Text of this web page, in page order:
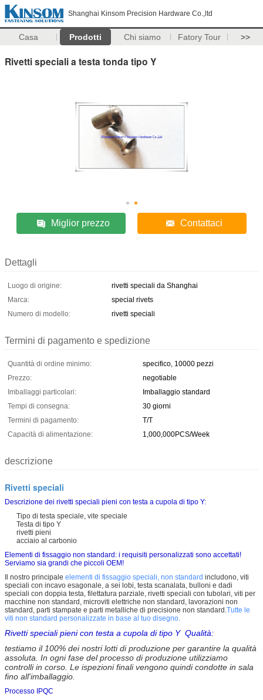
Shanghai Kinsom Precision Hardware Co.,ltd
Casa Prodotti Chi siamo Fatory Tour >>
Rivetti speciali a testa tonda tipo Y
Miglior prezzo Contattaci
Dettagli
Luogo di origine:
rivetti speciali da Shanghai
Marca:
special rivets
Numero di modello:
rivetti speciali
Termini di pagamento e spedizione
Quantità di ordine minimo:
specifico, 10000 pezzi
Prezzo:
negotiable
Imballaggi particolari:
Imballaggio standard
Tempi di consegna:
30 giorni
Termini di pagamento:
T/T
Capacità di alimentazione:
1,000,000PCS/Week
descrizione
Rivetti speciali
Descrizione dei rivetti speciali pieni con testa a cupola di tipo Y:
Tipo di testa speciale, vite speciale
Testa di tipo Y
rivetti pieni
acciaio al carbonio
Elementi di fissaggio non standard: i requisiti personalizzati sono accettati!
Serviamo sia grandi che piccoli OEM!
Il nostro principale elementi di fissaggio speciali, non standard includono, viti
speciali con incavo esagonale, a sei lobi, testa scanalata, bulloni e dadi
speciali con doppia testa, filettatura parziale, rivetti speciali con tubolari, viti per
macchine non standard, microviti elettriche non standard, lavorazioni non
standard, parti stampate e parti metalliche di precisione non standard.Tutte le
viti non standard personalizzate in base al tuo disegno.
Rivetti speciali pieni con testa a cupola di tipo Y Qualità:
testiamo il 100% dei nostri lotti di produzione per garantire la qualità
assoluta. In ogni fase del processo di produzione utilizziamo
controlli in corso. Le ispezioni finali vengono quindi condotte in sala
fino all'imballaggio.
Processo IPQC